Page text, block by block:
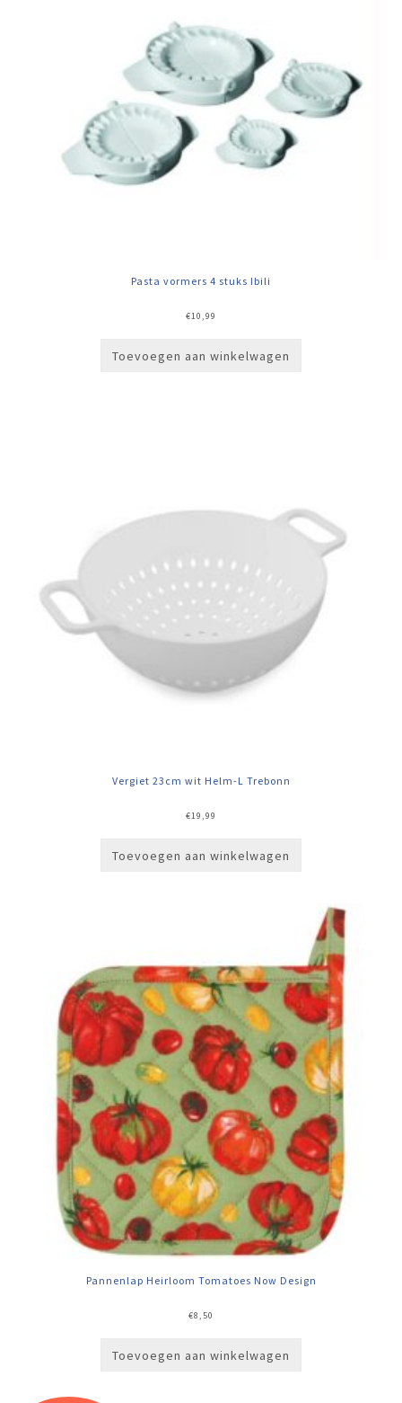
Pasta vormers 4 stuks Ibili
€10,99
Toevoegen aan winkelwagen
Vergiet 23cm wit Helm-L Trebonn
€19,99
Toevoegen aan winkelwagen
Pannenlap Heirloom Tomatoes Now Design
€8,50
Toevoegen aan winkelwagen